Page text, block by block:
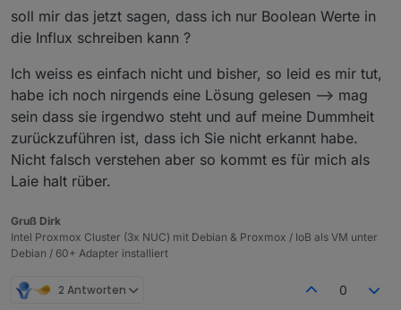
soll mir das jetzt sagen, dass ich nur Boolean Werte in
die Influx schreiben kann ?
Ich weiss es einfach nicht und bisher, so leid es mir tut,
habe ich noch nirgends eine Lösung gelesen --> mag
sein dass sie irgendwo steht und auf meine Dummheit
zurückzuführen ist, dass ich Sie nicht erkannt habe.
Nicht falsch verstehen aber so kommt es für mich als
Laie halt rüber.
Gruß Dirk
Intel Proxmox Cluster (3x NUC) mit Debian & Proxmox / IoB als VM unter
Debian / 60+ Adapter installiert
2 Antworten 0